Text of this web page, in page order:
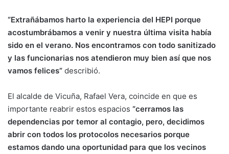
“Extrañábamos harto la experiencia del HEPI porque
acostumbrábamos a venir y nuestra última visita había
sido en el verano. Nos encontramos con todo sanitizado
y las funcionarias nos atendieron muy bien así que nos
vamos felices” describió.
El alcalde de Vicuña, Rafael Vera, coincide en que es
importante reabrir estos espacios “cerramos las
dependencias por temor al contagio, pero, decidimos
abrir con todos los protocolos necesarios porque
estamos dando una oportunidad para que los vecinos